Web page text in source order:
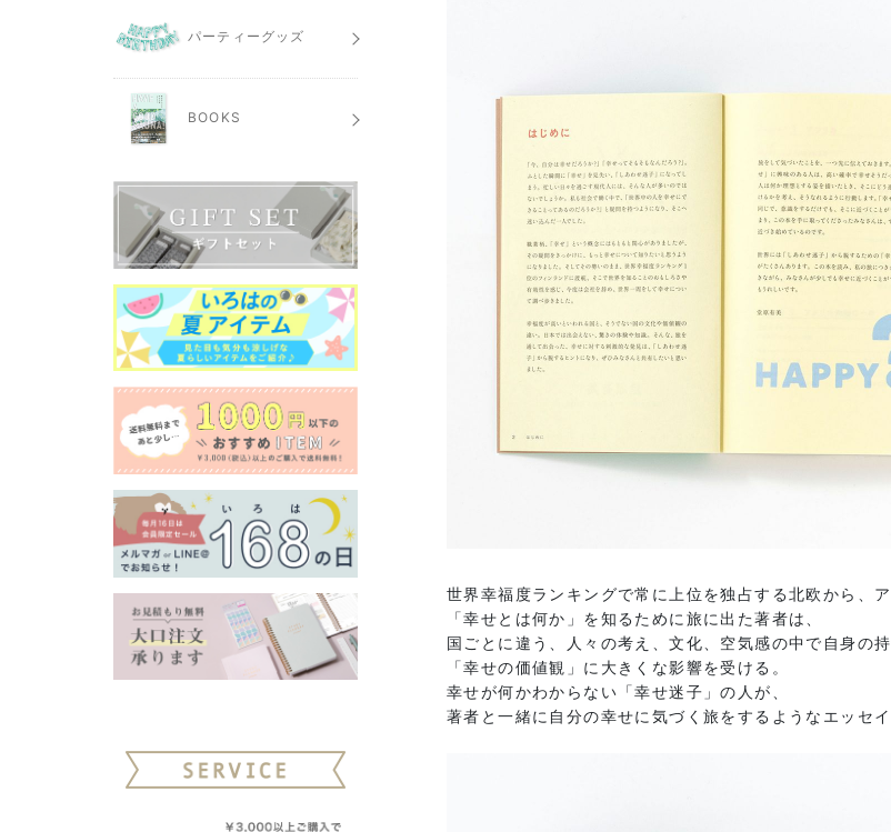
世界幸福度ランキングで常に上位を独占する北欧から、
「幸せとは何か」を知るために旅に出た著者は、
国ごとに違う、人々の考え、文化、空気感の中で自身の
「幸せの価値観」に大きくな影響を受ける。
幸せが何かわからない「幸せ迷子」の人が、
著者と一緒に自分の幸せに気づく旅をするようなエッセイ
パーティーグッズ
BOOKS